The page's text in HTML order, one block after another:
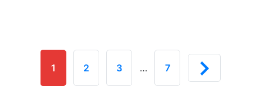
1 2 3 … 7